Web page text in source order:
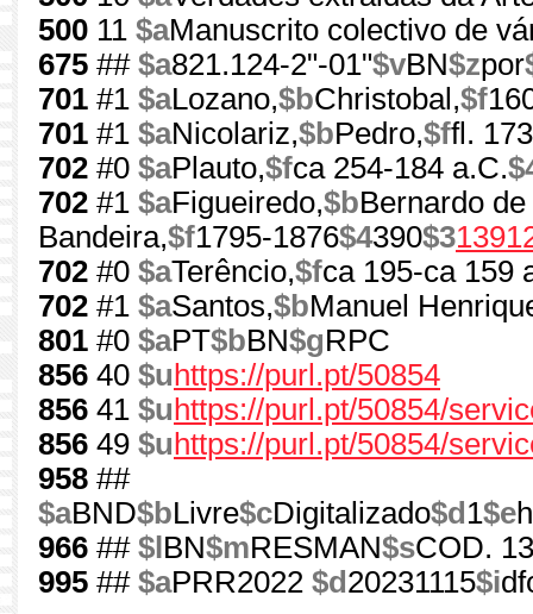
500 11 $aManuscrito colectivo de
675 ## $a821.124-2"-01"$vBN$zpor
701 #1 $aLozano,$bChristobal,$f
701 #1 $aNicolariz,$bPedro,$ffl.
702 #0 $aPlauto,$fca 254-184 a.C.
702 #1 $aFigueiredo,$bBernardo
Bandeira,$f1795-1876$4390$3
702 #0 $aTerêncio,$fca 195-ca 159
702 #1 $aSantos,$bManuel
801 #0 $aPT$bBN$gRPC
856 40 $u https://purl.pt/50854
856 41 $u https://purl.pt/50854/
856 49 $u https://purl.pt/50854/
958 ##
$aBND$bLivre$cDigitalizado$d 1$e
966 ## $l BN$mRESMAN$sCOD.
995 ## $aPRR2022 $d 20231115$i